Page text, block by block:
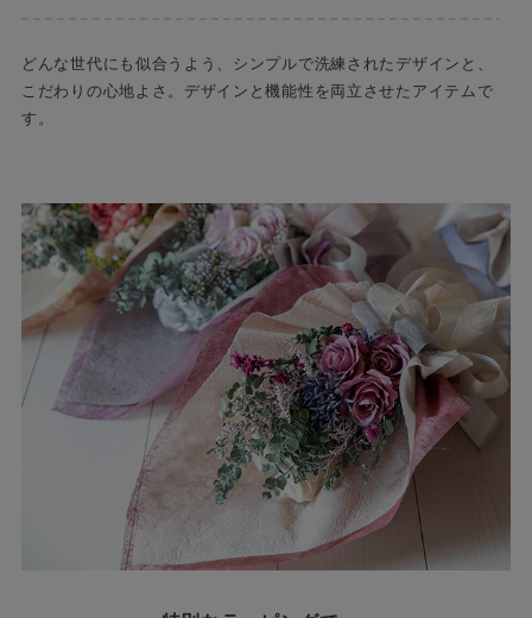
どんな世代にも似合うよう、シンプルで洗練されたデザインと、
こだわりの心地よさ。デザインと機能性を両立させたアイテムで
す。